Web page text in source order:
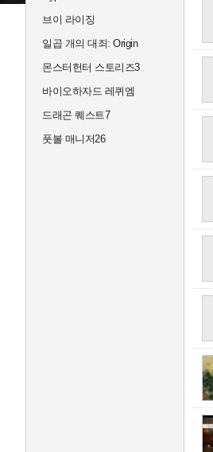
브이 라이징
일곱 개의 대죄: Origin
몬스터헌터 스토리즈3
바이오하자드 레퀴엠
드래곤 퀘스트7
풋볼 매니저26